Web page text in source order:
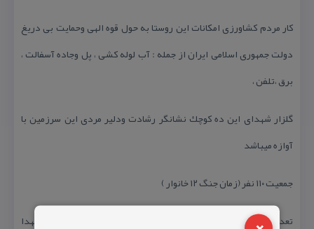
كار مردم كشاورزی امكانات این روستا به حول قوه الهی وحمایت بی دریغ
دولت جمهوری اسلامی ایران از جمله : آب لوله كشی ، پل وجاده آسفالت ،
برق ،تلفن ،
گلزار شهدای این ده كوچك نشانگر رشادت ودلیر مردی این سرزمین با
آوازه میباشد
جمعیت ۱۱۰ نفر (زمان جنگ ۱۲ خانوار )
تعداد هشت شهید گلگون كفن ده نفر جانباز به واسطه همین شهدا